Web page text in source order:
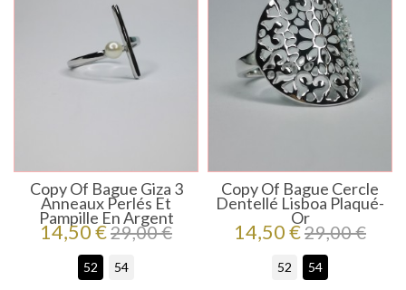
Copy Of Bague Giza 3
Anneaux Perlés Et
Pampille En Argent
Preço
14,50 €Preço
regular
29,00 €
52 54
Copy Of Bague Cercle
Dentellé Lisboa Plaqué-
Or
Preço
14,50 €Preço
regular
29,00 €
52 54